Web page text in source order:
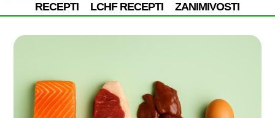
RECEPTI
LCHF RECEPTI ZANIMIVOSTI